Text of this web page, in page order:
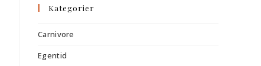
Kategorier
Carnivore
Egentid